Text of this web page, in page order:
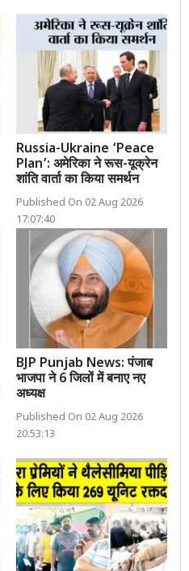
Russia-Ukraine ‘Peace
Plan’: अमेरिका ने रूस-यूक्रेन
शांति वार्ता का किया समर्थन
Published On 02 Aug 2026
17:07:40
BJP Punjab News: पंजाब
भाजपा ने 6 जिलों में बनाए नए
अध्यक्ष
Published On 02 Aug 2026
20:53:13